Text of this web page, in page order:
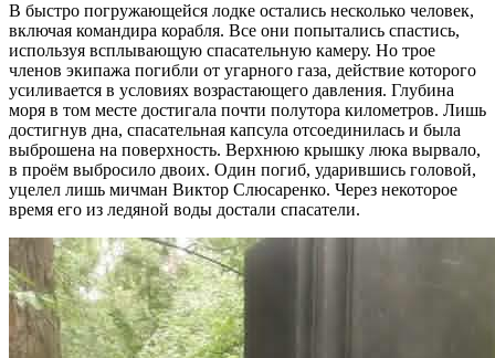
В быстро погружающейся лодке остались несколько человек,
включая командира корабля. Все они попытались спастись,
используя всплывающую спасательную камеру. Но трое
членов экипажа погибли от угарного газа, действие которого
усиливается в условиях возрастающего давления. Глубина
моря в том месте достигала почти полутора километров. Лишь
достигнув дна, спасательная капсула отсоединилась и была
выброшена на поверхность. Верхнюю крышку люка вырвало,
в проём выбросило двоих. Один погиб, ударившись головой,
уцелел лишь мичман Виктор Слюсаренко. Через некоторое
время его из ледяной воды достали спасатели.